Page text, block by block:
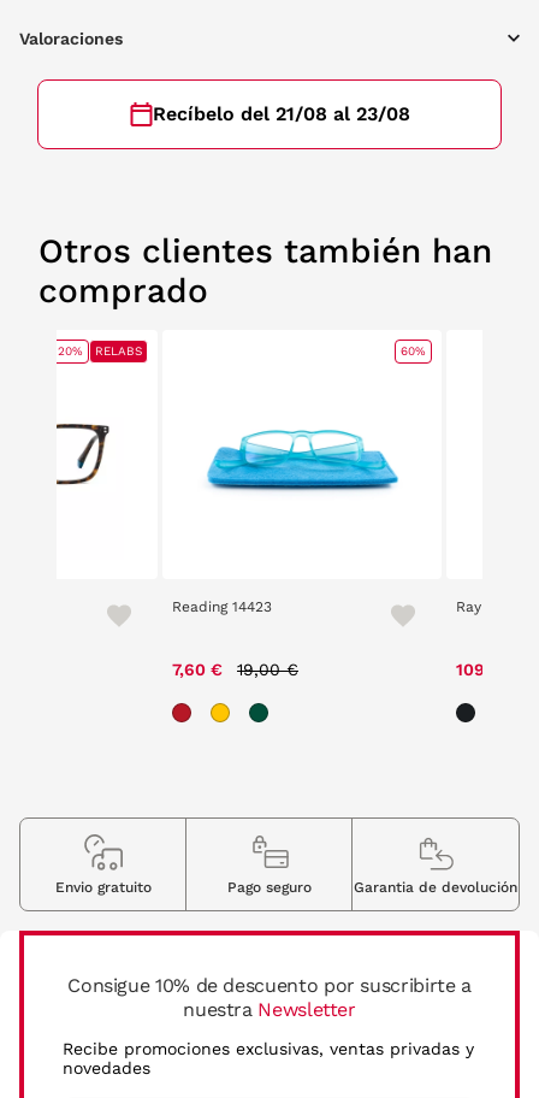
Valoraciones
Recíbelo del 21/08 al 23/08
Otros clientes también han
comprado
20% RELABS
Reading 14423
7,60 € 19,00 €
60%
Ray Ban
109,60 €
Consigue 10% de descuento por suscribirte a
nuestra Newsletter
Recibe promociones exclusivas, ventas privadas y
novedades
Envio gratuito Pago seguro Garantia de devolución